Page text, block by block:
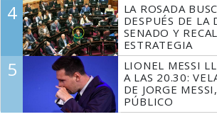
4
LA ROSADA
DESPUÉS DE LA
SENADO Y
ESTRATEGIA
5
LIONEL MESSI
A LAS 20.30:
DE JORGE
PÚBLICO